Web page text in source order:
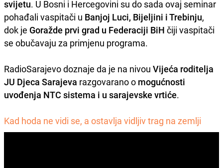
svijetu. U Bosni i Hercegovini su do sada ovaj seminar
pohađali vaspitači u Banjoj Luci, Bijeljini i Trebinju,
dok je Goražde prvi grad u Federaciji BiH čiji vaspitači
se obučavaju za primjenu programa.
RadioSarajevo doznaje da je na nivou Vijeća roditelja
JU Djeca Sarajeva razgovarano o mogućnosti
uvođenja NTC sistema i u sarajevske vrtiće.
Kad hoda ne vidi se, a ostavlja vidljiv trag na zemlji